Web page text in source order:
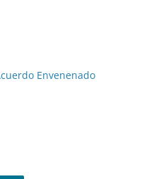
Envenenado